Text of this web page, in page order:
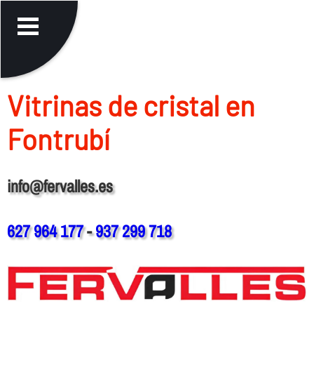
Vitrinas de cristal en
Fontrubí
info@fervalles.es
627 964 177-937 299 718